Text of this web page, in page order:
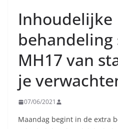
Inhoudelijke
behandeling
MH17 van
je
07/06/2021
Maandag begint in de extra